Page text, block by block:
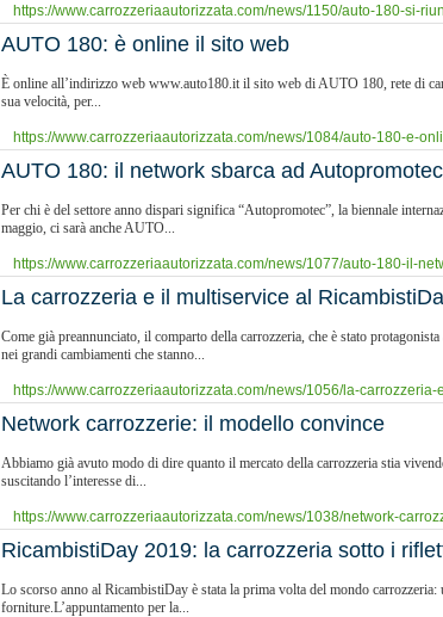
https://www.carrozzeriaautorizzata.com/news/1150/auto-180-si-
​AUTO 180: è online il sito web
È online all’indirizzo web www.auto180.it il sito web di AUTO 180, rete di
sua velocità, per...
https://www.carrozzeriaautorizzata.com/news/1084/auto-180-e-
​AUTO 180: il network sbarca ad Autopromotec
Per chi è del settore anno dispari significa “Autopromotec”, la biennale
maggio, ci sarà anche AUTO...
https://www.carrozzeriaautorizzata.com/news/1077/auto-180-il-
La carrozzeria e il multiservice al
Come già preannunciato, il comparto della carrozzeria, che è stato
nei grandi cambiamenti che stanno...
https://www.carrozzeriaautorizzata.com/news/1056/la-carrozzeria-
​Network carrozzerie: il modello convince
Abbiamo già avuto modo di dire quanto il mercato della carrozzeria stia
suscitando l’interesse di...
https://www.carrozzeriaautorizzata.com/news/1038/network-
​RicambistiDay 2019: la carrozzeria sotto i
Lo scorso anno al RicambistiDay è stata la prima volta del mondo
forniture.L’appuntamento per la...